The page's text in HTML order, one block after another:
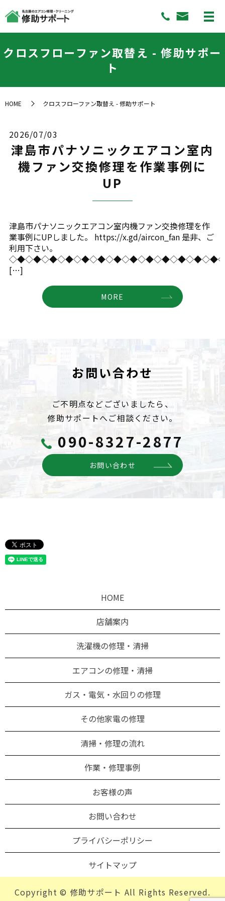
クロスフローファン取替え - 修助サポー
ト
HOME クロスフローファン取替え - 修助サポート
2026/07/03
津島市パナソニックエアコン室内
機ファン交換修理を作業事例に
UP
津島市パナソニックエアコン室内機ファン交換修理を作
業事例にUPしました。 https://x.gd/aircon_fan 是非、ご
利用下さい。
[…]
MORE
お問い合わせ
ご不明点などございましたら、
修助サポートへご相談ください。
090-8327-2877
お問い合わせ
HOME
店舗案内
洗濯機の修理・清掃
エアコンの修理・清掃
ガス・電気・水回りの修理
その他家電の修理
清掃・修理の流れ
作業・修理事例
お客様の声
お問い合わせ
プライバシーポリシー
サイトマップ
Copyright © 修助サポート All Rights Reserved.